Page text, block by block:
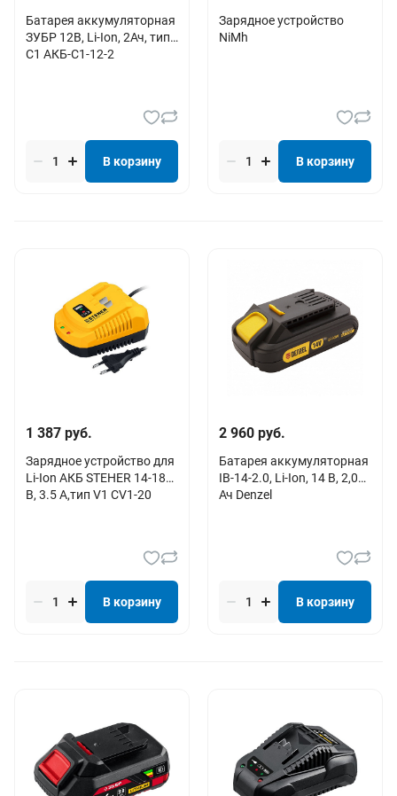
Батарея аккумуляторная
ЗУБР 12В, Li-Ion, 2Ач, тип
С1 АКБ-С1-12-2
В корзину
Зарядное устройство
NiMh
В корзину
1 387 руб.
Зарядное устройство для
Li-Ion АКБ STEHER 14-18
В, 3.5 А,тип V1 CV1-20
В корзину
2 960 руб.
Батарея аккумуляторная
IB-14-2.0, Li-Ion, 14 В, 2,0
Ач Denzel
В корзину